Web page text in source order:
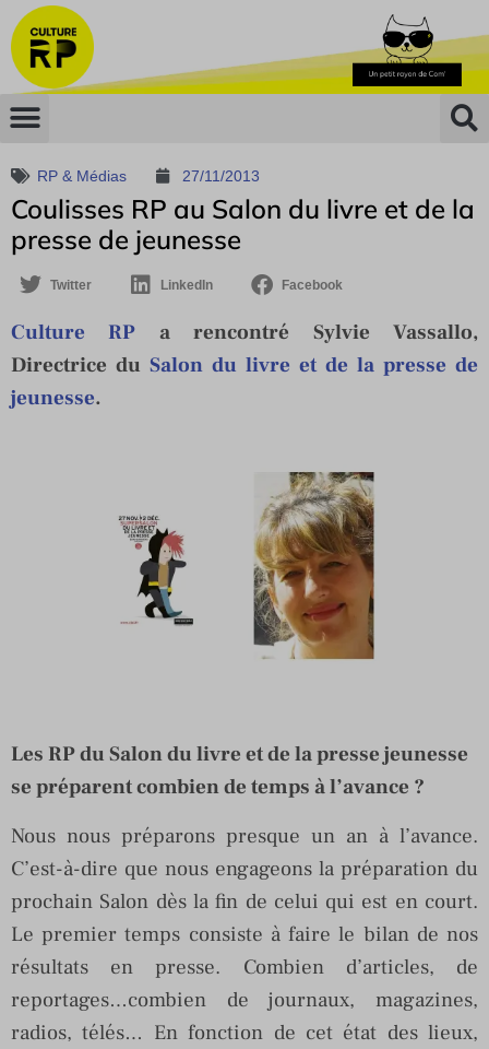
RP & Médias 27/11/2013
Coulisses RP au Salon du livre et de la
presse de jeunesse
Twitter LinkedIn Facebook
Culture RP a rencontré Sylvie Vassallo,
Directrice du Salon du livre et de la presse de
jeunesse.
Les RP du Salon du livre et de la presse jeunesse
se préparent combien de temps à l’avance ?
Nous nous préparons presque un an à l’avance.
C’est-à-dire que nous engageons la préparation du
prochain Salon dès la fin de celui qui est en court.
Le premier temps consiste à faire le bilan de nos
résultats en presse. Combien d’articles, de
reportages…combien de journaux, magazines,
radios, télés… En fonction de cet état des lieux,